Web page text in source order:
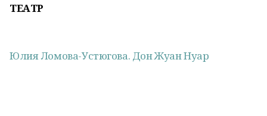
ТЕАТР
Юлия Ломова-Устюгова. Дон Жуан Нуар